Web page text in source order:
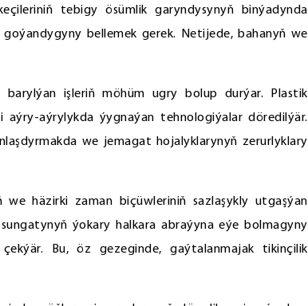
tebigy ösümlik garyndysynyň binýadynda
bellemek gerek. Netijede, bahanyň we
işleriň möhüm ugry bolup durýar. Plastik
aýrylykda ýygnaýan tehnologiýalar döredilýär.
we jemagat hojalyklarynyň zerurlyklary
we häzirki zaman biçüwleriniň sazlaşykly utgaşýan
ýokary halkara abraýyna eýe bolmagyny
Bu, öz gezeginde, gaýtalanmajak tikinçilik